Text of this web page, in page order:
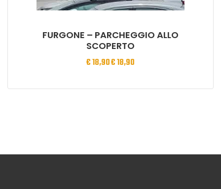
FURGONE – PARCHEGGIO ALLO
SCOPERTO
€18,90€18,90